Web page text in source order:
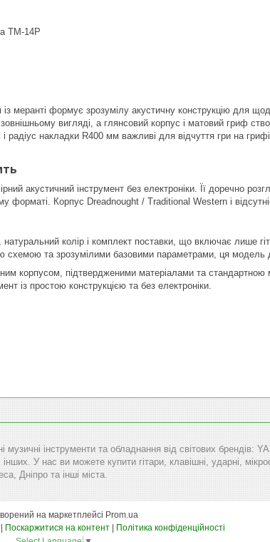
TM-14P
меранті формує зрозумілу акустичну конструкцію для
вигляді, а глянсовий корпус і матовий гриф
радіус накладки R400 мм важливі для відчуття гри на
акустичний інструмент без електроніки. Її доречно
форматі. Корпус Dreadnought / Traditional Western і
колір і комплект поставки, що включає лише
схемою та зрозумілими базовими параметрами, ця модель
корпусом, підтвердженими матеріалами та
із простою конструкцією та без електроніки.
музичні інструменти та обладнання від світових
У нас ви можете купити гітари, клавішні, ударні,
Дніпро та інші міста.
на маркетплейсі Prom.ua
Поскаржитися на контент
Політика конфіденційності